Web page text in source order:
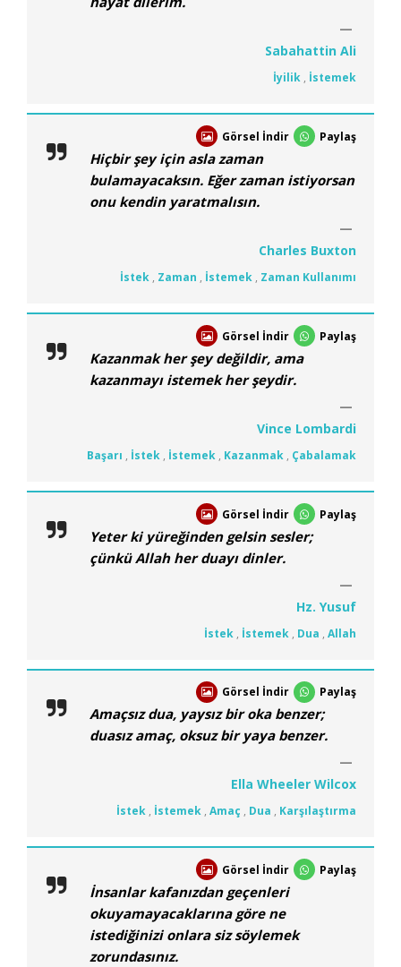
Sabahattin Ali
İyilik , İstemek
Görsel İndir Paylaş
Hiçbir şey için asla zaman
bulamayacaksın. Eğer zaman istiyorsan
onu kendin yaratmalısın.
Charles Buxton
İstek , Zaman , İstemek , Zaman Kullanımı
Görsel İndir Paylaş
Kazanmak her şey değildir, ama
kazanmayı istemek her şeydir.
Vince Lombardi
Başarı , İstek , İstemek , Kazanmak , Çabalamak
Görsel İndir Paylaş
Yeter ki yüreğinden gelsin sesler;
çünkü Allah her duayı dinler.
Hz. Yusuf
İstek , İstemek , Dua , Allah
Görsel İndir Paylaş
Amaçsız dua, yaysız bir oka benzer;
duasız amaç, oksuz bir yaya benzer.
Ella Wheeler Wilcox
İstek , İstemek , Amaç , Dua , Karşılaştırma
Görsel İndir Paylaş
İnsanlar kafanızdan geçenleri
okuyamayacaklarına göre ne
istediğinizi onlara siz söylemek
zorundasınız.